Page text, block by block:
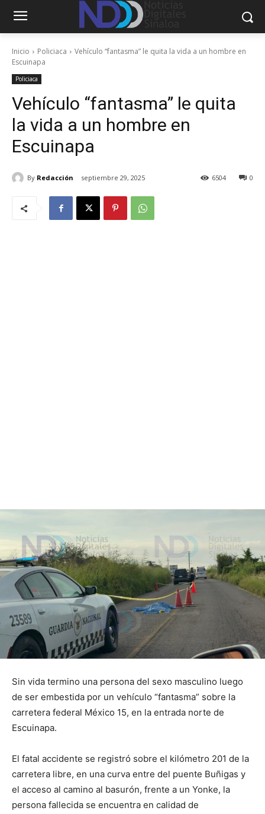
Inicio Policiaca
Vehículo “fantasma” le quita la vida a un hombre en
Escuinapa
Policiaca
Vehículo “fantasma” le quita
la vida a un hombre en
Escuinapa
By Redacción septiembre 29, 2025 0
6504
Sin vida termino una persona del sexo masculino luego
de ser embestida por un vehículo “fantasma” sobre la
carretera federal México 15, en la entrada norte de
Escuinapa.
El fatal accidente se registró sobre el kilómetro 201 de la
carretera libre, en una curva entre del puente Buñigas y
el acceso al camino al basurón, frente a un Yonke, la
persona fallecida se encuentra en calidad de